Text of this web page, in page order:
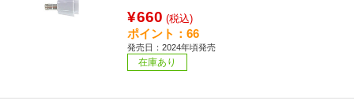
¥660 (税込)
ポイント：66
発売日：2024年頃発売
在庫あり